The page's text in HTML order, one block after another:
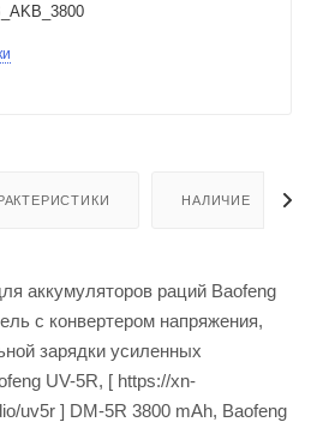
НАЛИЧИЕ
аккумуляторов раций Baofeng
с конвертером напряжения,
зарядки усиленных
UV-5R, [ https://xn-
uv5r ] DM-5R 3800 mAh, Baofeng